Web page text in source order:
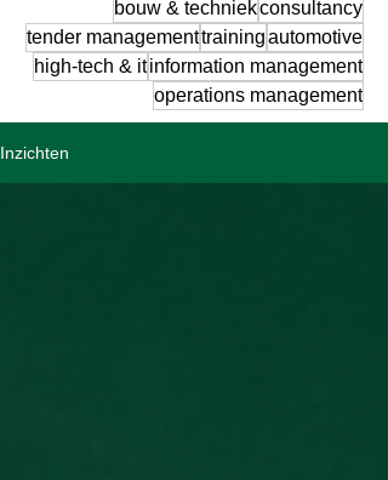
bouw & techniekconsultancy
tender managementtrainingautomotive
high-tech & itinformation management
operations management
Inzichten